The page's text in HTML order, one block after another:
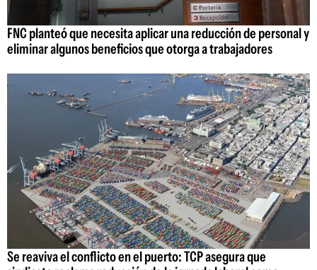
FNC planteó que necesita aplicar una reducción de personal y
eliminar algunos beneficios que otorga a trabajadores
Se reaviva el conflicto en el puerto: TCP asegura que